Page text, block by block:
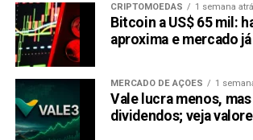
CRIPTOMOEDAS 1 semana
Bitcoin a US$ 65 mil:
aproxima e mercado
MERCADO DE AÇÕES 1
Vale lucra menos,
dividendos; veja